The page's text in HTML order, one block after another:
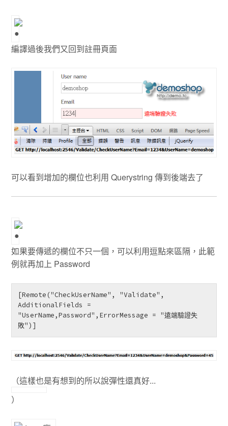
編譯過後我們又回到註冊頁面
可以看到增加的欄位也利用 Querystring 傳到後端去了
如果要傳遞的欄位不只一個，可以利用逗點來區隔，此範
例就再加上 Password
[Remote("CheckUserName", "Validate",
AdditionalFields =
"UserName,Password",ErrorMessage = "遠端驗證失
敗")]
（這樣也是有想到的所以說彈性還真好...
）